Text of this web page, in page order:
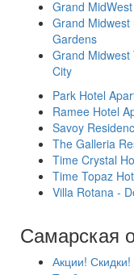
Grand
Grand Midwest
Gardens
Grand
City
Park Hotel
Ramee Hotel
Savoy
The Galleria
Time Crystal
Time Topaz
Villa Rotana -
Самарская
Акции! Скидки!